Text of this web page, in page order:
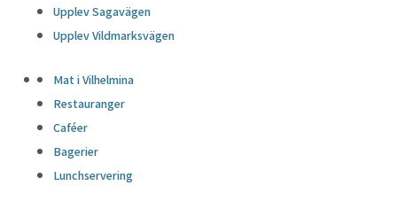
Upplev Sagavägen
Upplev Vildmarksvägen
Mat i Vilhelmina
Restauranger
Caféer
Bagerier
Lunchservering